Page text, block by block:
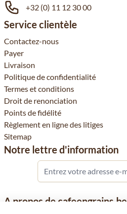
+32 (0) 11 12 30 00
Service clientèle
Contactez-nous
Payer
Livraison
Politique de confidentialité
Termes et conditions
Droit de renonciation
Points de fidélité
Règlement en ligne des litiges
Sitemap
Notre lettre d'information
A propos de cafeengrains.be